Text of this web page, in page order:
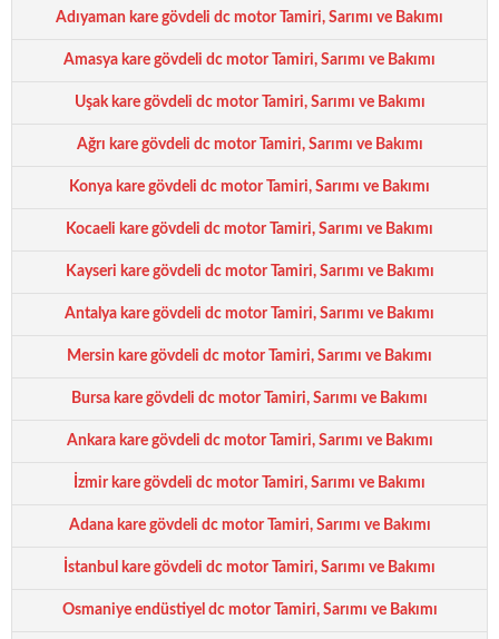
Adıyaman kare gövdeli dc motor Tamiri, Sarımı ve Bakımı
Amasya kare gövdeli dc motor Tamiri, Sarımı ve Bakımı
Uşak kare gövdeli dc motor Tamiri, Sarımı ve Bakımı
Ağrı kare gövdeli dc motor Tamiri, Sarımı ve Bakımı
Konya kare gövdeli dc motor Tamiri, Sarımı ve Bakımı
Kocaeli kare gövdeli dc motor Tamiri, Sarımı ve Bakımı
Kayseri kare gövdeli dc motor Tamiri, Sarımı ve Bakımı
Antalya kare gövdeli dc motor Tamiri, Sarımı ve Bakımı
Mersin kare gövdeli dc motor Tamiri, Sarımı ve Bakımı
Bursa kare gövdeli dc motor Tamiri, Sarımı ve Bakımı
Ankara kare gövdeli dc motor Tamiri, Sarımı ve Bakımı
İzmir kare gövdeli dc motor Tamiri, Sarımı ve Bakımı
Adana kare gövdeli dc motor Tamiri, Sarımı ve Bakımı
İstanbul kare gövdeli dc motor Tamiri, Sarımı ve Bakımı
Osmaniye endüstiyel dc motor Tamiri, Sarımı ve Bakımı